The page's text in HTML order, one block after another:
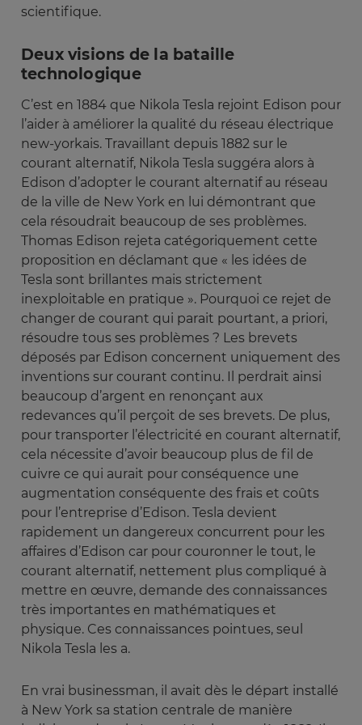
scientifique.
Deux visions de la bataille
technologique
C’est en 1884 que Nikola Tesla rejoint Edison pour
l’aider à améliorer la qualité du réseau électrique
new-yorkais. Travaillant depuis 1882 sur le
courant alternatif, Nikola Tesla suggéra alors à
Edison d’adopter le courant alternatif au réseau
de la ville de New York en lui démontrant que
cela résoudrait beaucoup de ses problèmes.
Thomas Edison rejeta catégoriquement cette
proposition en déclamant que « les idées de
Tesla sont brillantes mais strictement
inexploitable en pratique ». Pourquoi ce rejet de
changer de courant qui parait pourtant, a priori,
résoudre tous ses problèmes ? Les brevets
déposés par Edison concernent uniquement des
inventions sur courant continu. Il perdrait ainsi
beaucoup d’argent en renonçant aux
redevances qu’il perçoit de ses brevets. De plus,
pour transporter l’électricité en courant alternatif,
cela nécessite d’avoir beaucoup plus de fil de
cuivre ce qui aurait pour conséquence une
augmentation conséquente des frais et coûts
pour l’entreprise d’Edison. Tesla devient
rapidement un dangereux concurrent pour les
affaires d’Edison car pour couronner le tout, le
courant alternatif, nettement plus compliqué à
mettre en œuvre, demande des connaissances
très importantes en mathématiques et
physique. Ces connaissances pointues, seul
Nikola Tesla les a.
En vrai businessman, il avait dès le départ installé
à New York sa station centrale de manière